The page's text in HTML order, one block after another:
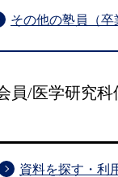
その他の塾員（卒
員/医学研究
資料を探す・利